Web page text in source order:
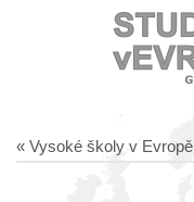
« Vysoké školy v Evropě